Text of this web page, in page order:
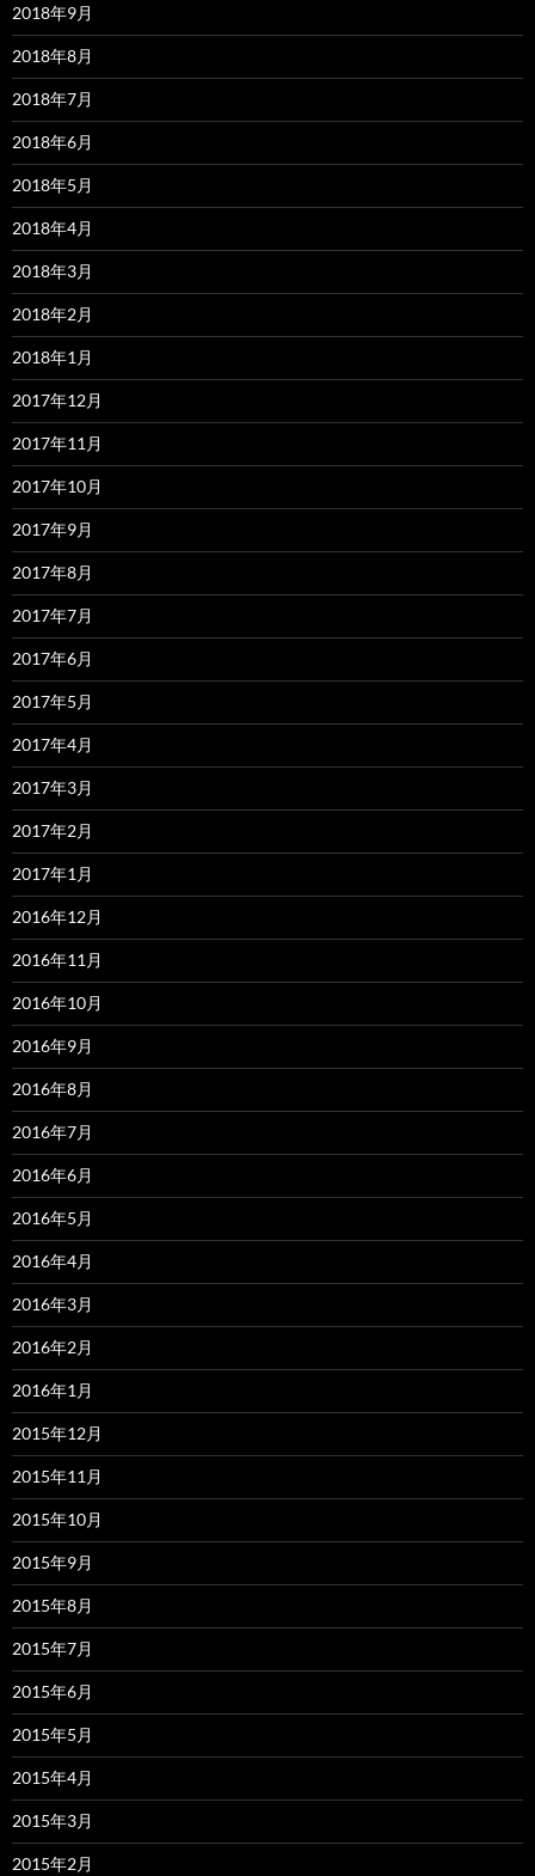
2018年9月
2018年8月
2018年7月
2018年6月
2018年5月
2018年4月
2018年3月
2018年2月
2018年1月
2017年12月
2017年11月
2017年10月
2017年9月
2017年8月
2017年7月
2017年6月
2017年5月
2017年4月
2017年3月
2017年2月
2017年1月
2016年12月
2016年11月
2016年10月
2016年9月
2016年8月
2016年7月
2016年6月
2016年5月
2016年4月
2016年3月
2016年2月
2016年1月
2015年12月
2015年11月
2015年10月
2015年9月
2015年8月
2015年7月
2015年6月
2015年5月
2015年4月
2015年3月
2015年2月